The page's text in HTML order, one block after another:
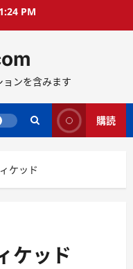
PM
ョンを含みます
購読
ケッド
ケッド